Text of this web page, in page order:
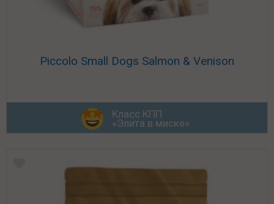
Piccolo Small Dogs Salmon & Venison
Класс КПП
«Элита в миске»